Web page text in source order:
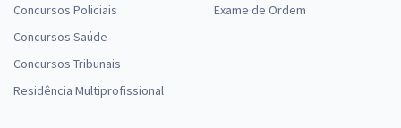
Concursos Policiais
Concursos Saúde
Concursos Tribunais
Residência Multiprofissional
Exame de Ordem